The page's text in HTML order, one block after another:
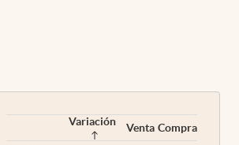
Variación Venta Compra